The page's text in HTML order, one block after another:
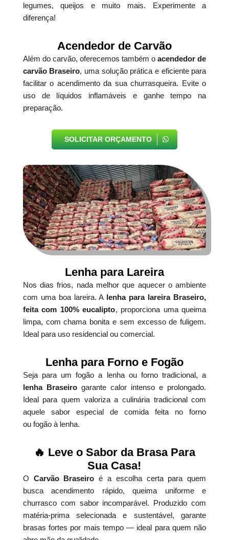
legumes, queijos e muito mais. Experimente a
diferença!
Acendedor de Carvão
Além do carvão, oferecemos também oacendedor de
carvão Braseiro, uma solução prática e eficiente para
facilitar o acendimento da sua churrasqueira. Evite o
uso de líquidos inflamáveis e ganhe tempo na
preparação.
SOLICITAR ORÇAMENTO
Lenha para Lareira
Nos dias frios, nada melhor que aquecer o ambiente
com uma boa lareira. A lenha para lareira Braseiro,
feita com 100% eucalipto, proporciona uma queima
limpa, com chama bonita e sem excesso de fuligem.
Ideal para uso residencial ou comercial.
Lenha para Forno e Fogão
Seja para um fogão a lenha ou forno tradicional, a
lenha Braseirogarante calor intenso e prolongado.
Ideal para quem valoriza a culinária tradicional com
aquele sabor especial de comida feita no forno
ou fogão à lenha.
🔥 Leve o Sabor da Brasa Para
Sua Casa!
O Carvão Braseiro é a escolha certa para quem
busca acendimento rápido, queima uniforme e
churrasco com sabor incomparável. Produzido com
matéria-prima selecionada e sustentável, garante
brasas fortes por mais tempo — ideal para quem não